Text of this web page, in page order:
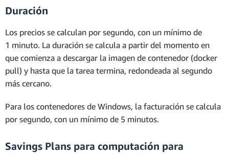
Duración
Los precios se calculan por segundo, con un mínimo de
1 minuto. La duración se calcula a partir del momento en
que comienza a descargar la imagen de contenedor (docker
pull) y hasta que la tarea termina, redondeada al segundo
más cercano.
Para los contenedores de Windows, la facturación se calcula
por segundo, con un mínimo de 5 minutos.
Savings Plans para computación para